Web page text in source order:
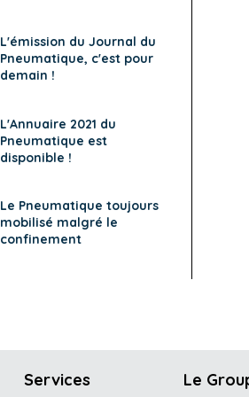
L'émission du Journal du
Pneumatique, c'est pour
demain !
L'Annuaire 2021 du
Pneumatique est
disponible !
Le Pneumatique toujours
mobilisé malgré le
confinement
Services Le